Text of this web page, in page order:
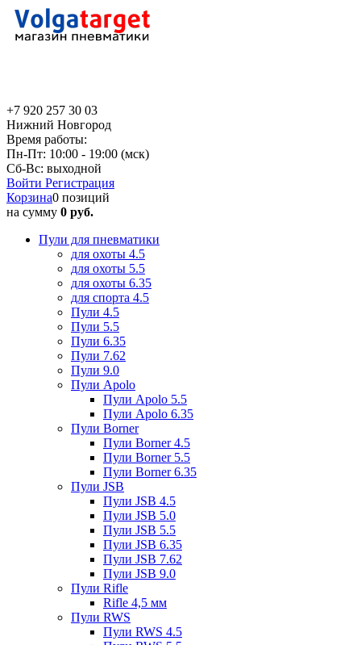
+7 920 257 30 03
Нижний Новгород
Время работы:
Пн-Пт: 10:00 - 19:00 (мск)
Сб-Вс: выходной
Войти Регистрация
Корзина0 позиций
на сумму 0 руб.
Пули для пневматики
для охоты 4.5
для охоты 5.5
для охоты 6.35
для спорта 4.5
Пули 4.5
Пули 5.5
Пули 6.35
Пули 7.62
Пули 9.0
Пули Apolo
Пули Apolo 5.5
Пули Apolo 6.35
Пули Borner
Пули Borner 4.5
Пули Borner 5.5
Пули Borner 6.35
Пули JSB
Пули JSB 4.5
Пули JSB 5.0
Пули JSB 5.5
Пули JSB 6.35
Пули JSB 7.62
Пули JSB 9.0
Пули Rifle
Rifle 4,5 мм
Пули RWS
Пули RWS 4.5